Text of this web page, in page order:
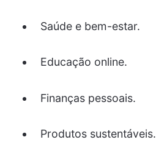
Saúde e bem-estar.
Educação online.
Finanças pessoais.
Produtos sustentáveis.